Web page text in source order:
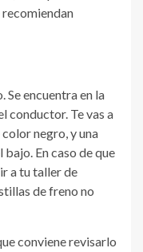
encuentra en la
conductor. Te vas a
negro, y una
En caso de que
a tu taller de
de freno no
conviene revisarlo